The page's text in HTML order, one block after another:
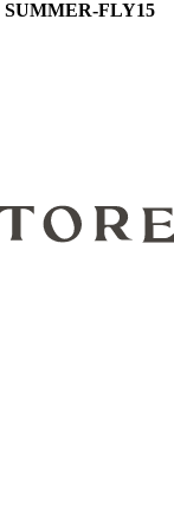
SUMMER-FLY15